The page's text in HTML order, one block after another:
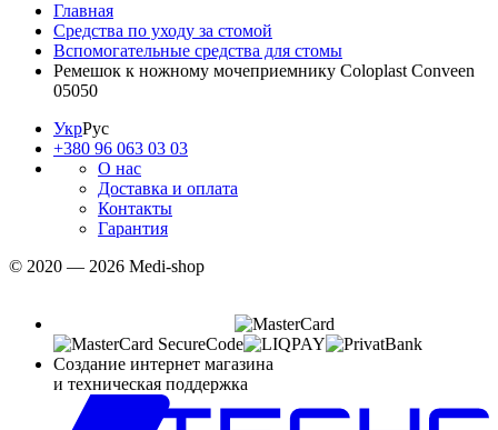
Главная
Средства по уходу за стомой
Вспомогательные средства для стомы
Ремешок к ножному мочеприемнику Coloplast Conveen
05050
УкрРус
+380 96 063 03 03
О нас
Доставка и оплата
Контакты
Гарантия
© 2020 — 2026 Medi-shop
Создание интернет магазина
и техническая поддержка